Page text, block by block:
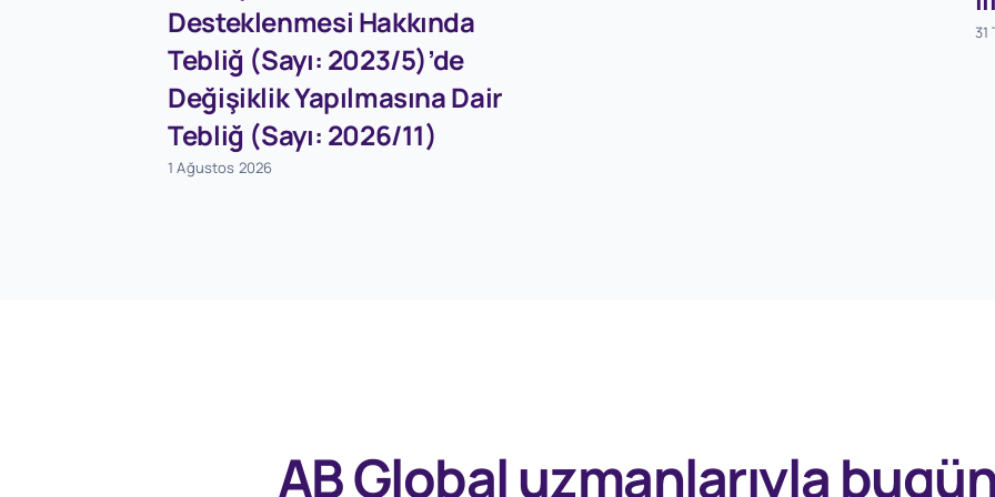
Desteklenmesi Hakkında
Tebliğ (Sayı: 2023/5)’de
Değişiklik Yapılmasına Dair
Tebliğ (Sayı: 2026/11)
1 Ağustos 2026
31
AB Global uzmanlarıyla